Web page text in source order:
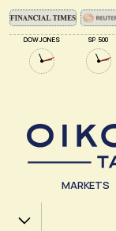
DOW JONES SP 500
MARKETS
Χ.Α.